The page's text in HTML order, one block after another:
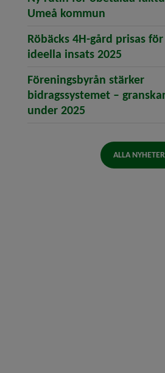
Umeå kommun (öppnar
Röbäcks 4H-gård prisas
ideella insats 2025
Föreningsbyrån stärker
bidragssystemet –
under 2025 (öppnar
ALLA NYHETER